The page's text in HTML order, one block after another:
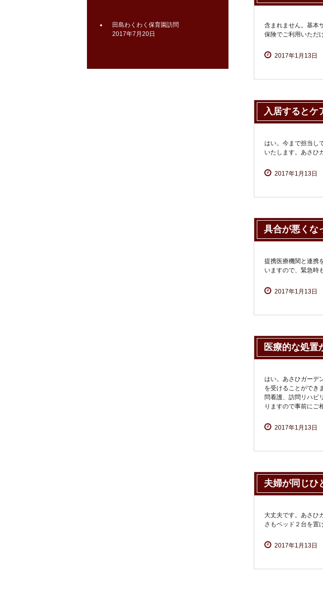
含まれません。基本
保険でご利用いただ
2017年1月13日
入居するとケ
はい。今まで担当し
いたします。あさひ
2017年1月13日
具合が悪くな
提携医療機関と連携
いますので、緊急時
2017年1月13日
医療的な処置
はい。あさひガーデ
を受けることができ
問看護、訪問リハビ
りますので事前にご
2017年1月13日
夫婦が同じひ
大丈夫です。あさひ
さもベッド２台を置
2017年1月13日
田島わくわく保育園訪問
2017年7月20日